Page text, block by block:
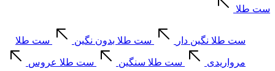
ست طلا
ست طلا نگین دار ست طلا بدون نگین ست طلا
مرواریدی ست طلا سنگین ست طلا عروس